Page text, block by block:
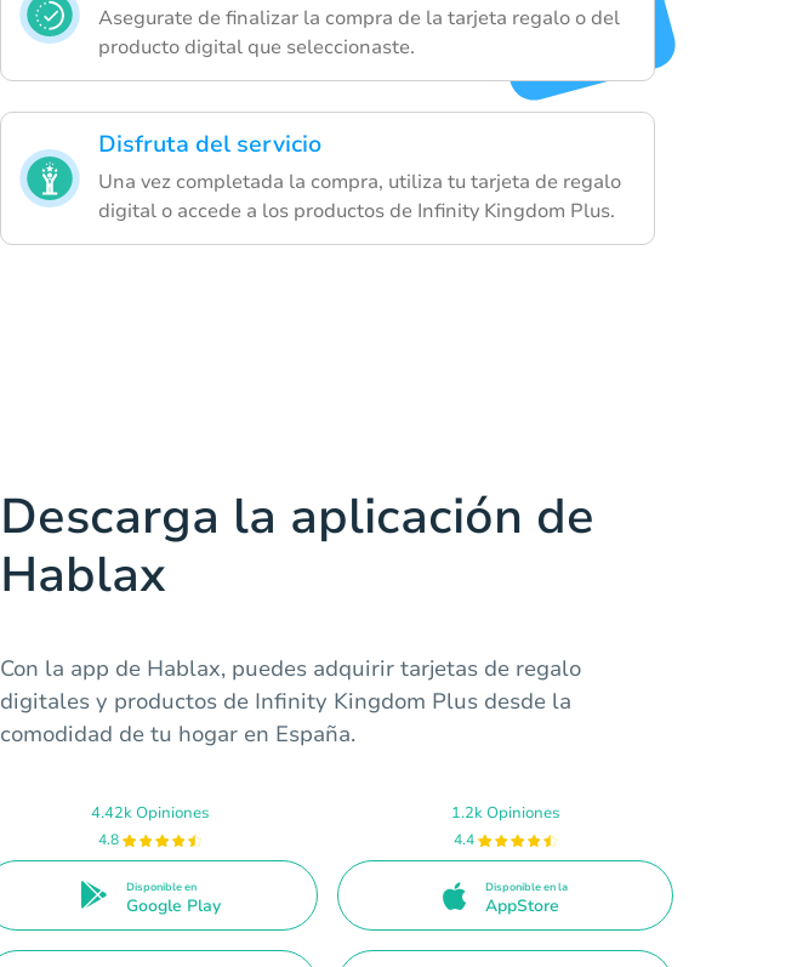
Asegurate de finalizar la compra de la tarjeta regalo o del
producto digital que seleccionaste.
Disfruta del servicio
Una vez completada la compra, utiliza tu tarjeta de regalo
digital o accede a los productos de Infinity Kingdom Plus.
Descarga la aplicación de
Hablax
Con la app de Hablax, puedes adquirir tarjetas de regalo
digitales y productos de Infinity Kingdom Plus desde la
comodidad de tu hogar en España.
4.42k Opiniones
4.8
Disponible en
Google Play
1.2k Opiniones
4.4
Disponible en la
AppStore